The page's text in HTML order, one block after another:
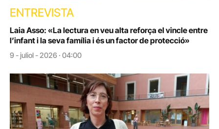
ENTREVISTA
Laia Asso: «La lectura en veu alta reforça el vincle entre
l’infant i la seva família i és un factor de protecció»
9 - juliol - 2026 · 04:00